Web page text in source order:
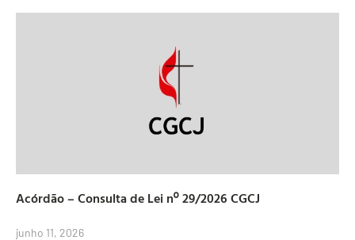
Acórdão – Consulta de Lei nº 29/2026 CGCJ
junho 11, 2026